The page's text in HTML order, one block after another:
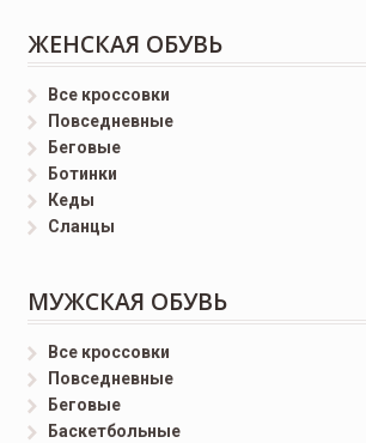
ЖЕНСКАЯ ОБУВЬ
Все кроссовки
Повседневные
Беговые
Ботинки
Кеды
Сланцы
МУЖСКАЯ ОБУВЬ
Все кроссовки
Повседневные
Беговые
Баскетбольные